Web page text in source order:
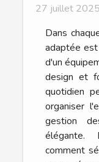
27 juillet
Dans
adaptée
d'un
design et
quotidien
organiser
gestion
élégante.
comment